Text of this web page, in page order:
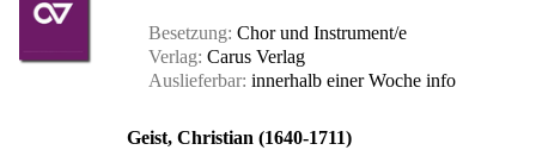
Besetzung: Chor und Instrument/e
Verlag: Carus Verlag
Auslieferbar: innerhalb einer Woche info
Geist, Christian (1640-1711)